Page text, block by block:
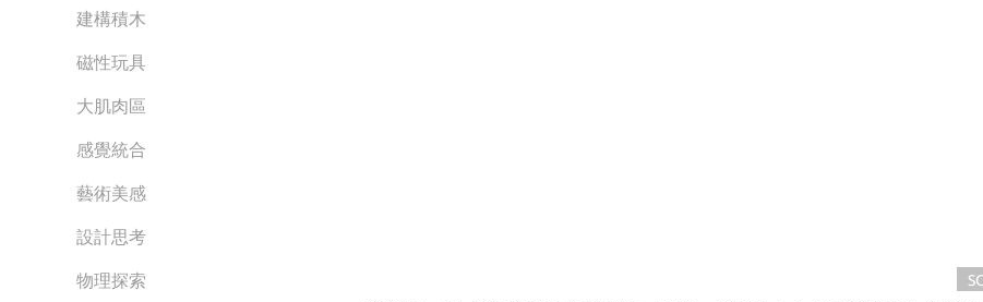
建構積木
磁性玩具
大肌肉區
感覺統合
藝術美感
設計思考
物理探索